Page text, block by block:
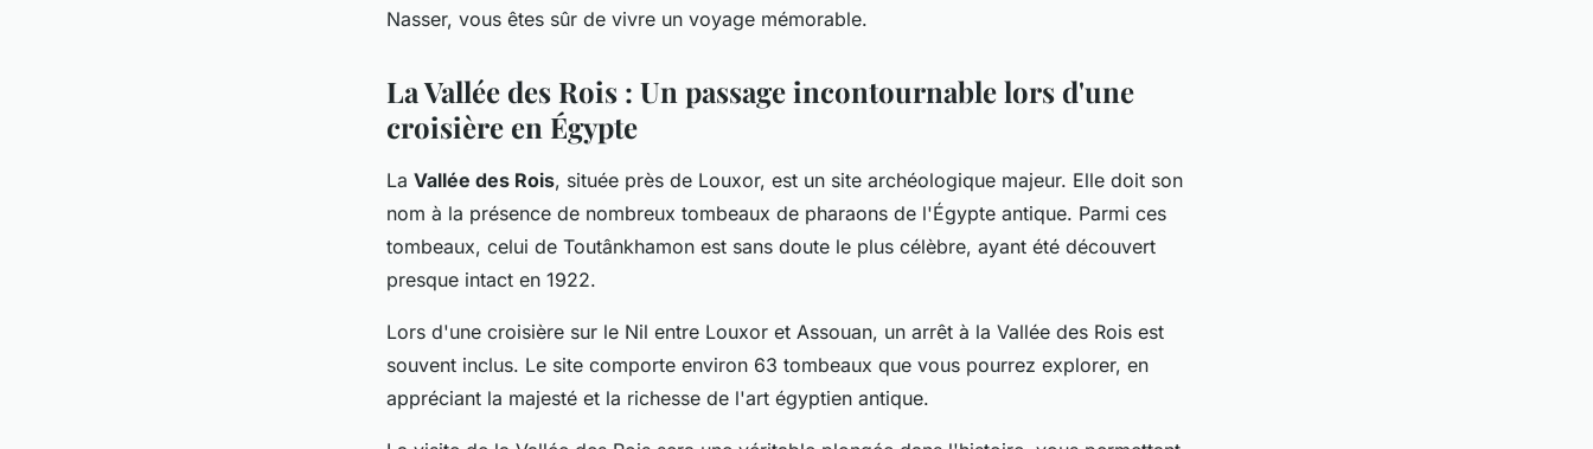
Nasser, vous êtes sûr de vivre un voyage mémorable.
La Vallée des Rois : Un passage incontournable lors d'une
croisière en Égypte
La Vallée des Rois, située près de Louxor, est un site archéologique majeur. Elle doit son
nom à la présence de nombreux tombeaux de pharaons de l'Égypte antique. Parmi ces
tombeaux, celui de Toutânkhamon est sans doute le plus célèbre, ayant été découvert
presque intact en 1922.
Lors d'une croisière sur le Nil entre Louxor et Assouan, un arrêt à la Vallée des Rois est
souvent inclus. Le site comporte environ 63 tombeaux que vous pourrez explorer, en
appréciant la majesté et la richesse de l'art égyptien antique.